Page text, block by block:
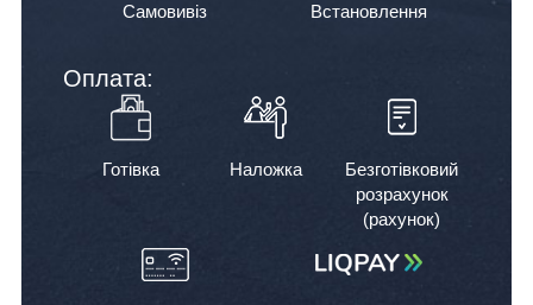
Самовивіз Встановлення
Оплата:
Готівка Наложка
Безготівковий
розрахунок
(рахунок)